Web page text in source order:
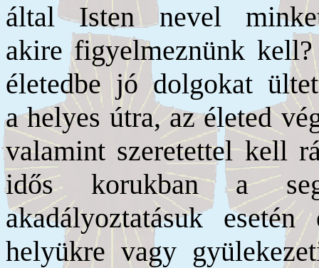
által Isten nevel
akire figyelmeznünk
életedbe jó dolgokat
a helyes útra, az életed
valamint szeretettel kell
idős korukban a
akadályoztatásuk
helyükre vagy